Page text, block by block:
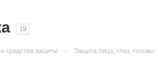
19
средства защиты — Защита лица, глаз, головы